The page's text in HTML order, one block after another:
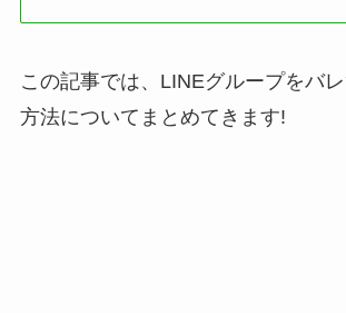
この記事では、LINEグループをバ
方法についてまとめてきます!